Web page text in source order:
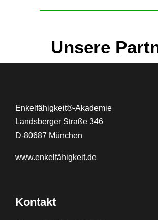
Unsere
Enkelfähigkeit®-Akademie
Landsberger Straße 346
D-80687 München
www.enkelfähigkeit.de
Kontakt